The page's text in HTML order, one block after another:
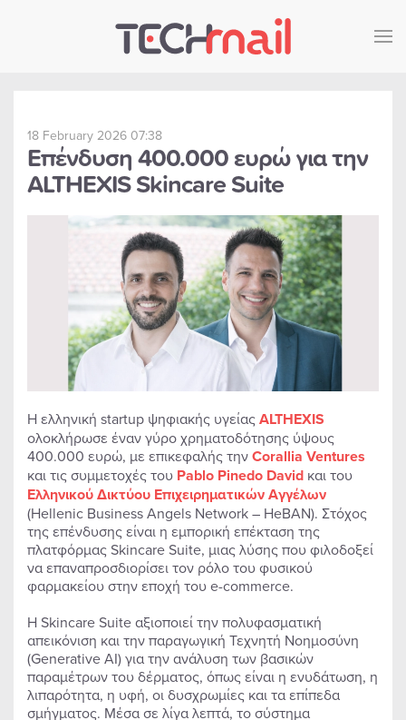
Skip to main content
18 February 2026 07:38
Επένδυση 400.000 ευρώ για την
ALTHEXIS Skincare Suite
Η ελληνική startup ψηφιακής υγείαςALTHEXIS
ολοκλήρωσε έναν γύρο χρηματοδότησης ύψους
400.000 ευρώ, με επικεφαλής τηνCorallia Ventures
και τις συμμετοχές του Pablo Pinedo David και του
Ελληνικού Δικτύου Επιχειρηματικών Αγγέλων
(Hellenic Business Angels Network – HeBAN). Στόχος
της επένδυσης είναι η εμπορική επέκταση της
πλατφόρμας Skincare Suite, μιας λύσης που φιλοδοξεί
να επαναπροσδιορίσει τον ρόλο του φυσικού
φαρμακείου στην εποχή του e-commerce.
Η Skincare Suite αξιοποιεί την πολυφασματική
απεικόνιση και την παραγωγική Τεχνητή Νοημοσύνη
(Generative AI) για την ανάλυση των βασικών
παραμέτρων του δέρματος, όπως είναι η ενυδάτωση, η
λιπαρότητα, η υφή, οι δυσχρωμίες και τα επίπεδα
σμήγματος. Μέσα σε λίγα λεπτά, το σύστημα